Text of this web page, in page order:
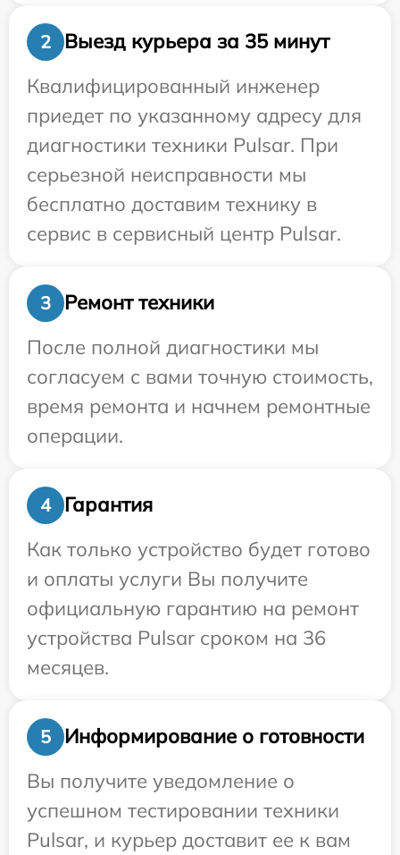
2
Выезд курьера за 35 минут
Квалифицированный инженер
приедет по указанному адресу для
диагностики техники Pulsar. При
серьезной неисправности мы
бесплатно доставим технику в
сервис в сервисный центр Pulsar.
3
Ремонт техники
После полной диагностики мы
согласуем с вами точную стоимость,
время ремонта и начнем ремонтные
операции.
4
Гарантия
Как только устройство будет готово
и оплаты услуги Вы получите
официальную гарантию на ремонт
устройства Pulsar сроком на 36
месяцев.
5
Информирование о готовности
Вы получите уведомление о
успешном тестировании техники
Pulsar, и курьер доставит ее к вам